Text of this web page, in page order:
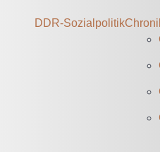
DDR-Sozialpolitik